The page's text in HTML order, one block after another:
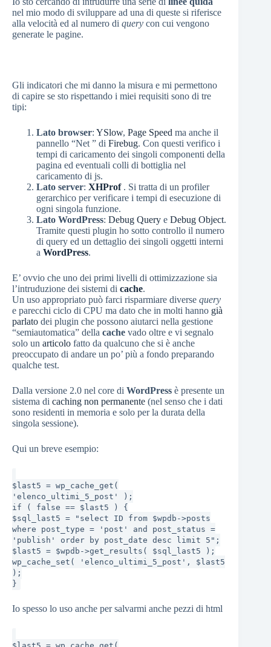
nel mio modo di sviluppare ad una di queste si riferisce
alla velocità ed al numero di query con cui vengono
generate le pagine.
Gli indicatori che mi danno la misura e mi permettono
di capire se sto rispettando i miei requisiti sono di tre
tipi:
Lato browser: YSlow, Page Speed ma anche il
pannello “Net ” di Firebug. Con questi verifico i
tempi di caricamento dei singoli componenti della
pagina ed eventuali colli di bottiglia nel
caricamento di js.
Lato server: XHProf. Si tratta di un profiler
gerarchico per verificare i tempi di esecuzione di
ogni singola funzione.
Lato WordPress: Debug Query e Debug Object.
Tramite questi plugin ho sotto controllo il numero
di query ed un dettaglio dei singoli oggetti interni
a WordPress.
E’ ovvio che uno dei primi livelli di ottimizzazione sia
l’intruduzione dei sistemi di cache.
Un uso appropriato può farci risparmiare diverse query
e parecchi ciclo di CPU ma dato che in molti hanno già
parlato dei plugin che possono aiutarci nella gestione
“semiautomatica” della cache vado oltre e vi segnalo
solo un articolo fatto da qualcuno che si è anche
preoccupato di andare un po’ più a fondo preparando
qualche test.
Dalla versione 2.0 nel core di WordPress è presente un
sistema di caching non permanente (nel senso che i dati
sono residenti in memoria e solo per la durata della
singola sessione).
Qui un breve esempio:
$last5 = wp_cache_get(
'elenco_ultimi_5_post' );
if ( false == $last5 ) {
$sql_last5 = "select ID from $wpdb->posts
where post_type = 'post' and post_status =
'publish' order by post_date desc limit 5";
$last5 = $wpdb->get_results( $sql_last5 );
wp_cache_set( 'elenco_ultimi_5_post', $last5
);
}
Io spesso lo uso anche per salvarmi anche pezzi di html